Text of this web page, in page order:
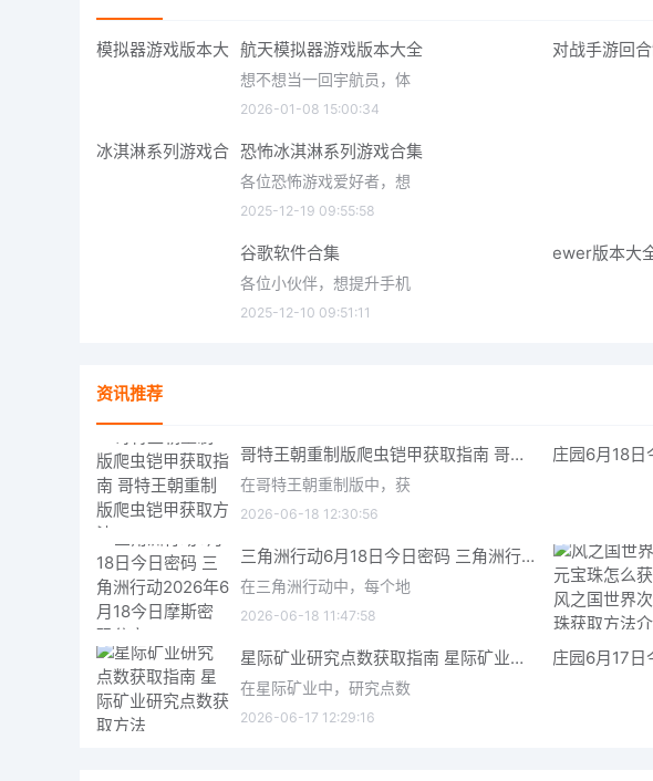
航天模拟器游戏版本大全
想不想当一回宇航员，体
2026-01-08 15:00:34
恐怖冰淇淋系列游戏合集
各位恐怖游戏爱好者，想
2025-12-19 09:55:58
谷歌软件合集
各位小伙伴，想提升手机
2025-12-10 09:51:11
资讯推荐
哥特王朝重制版爬虫铠甲获取指南 哥特王朝重制版爬虫铠甲获取方法
在哥特王朝重制版中，获
2026-06-18 12:30:56
三角洲行动6月18日今日密码 三角洲行动2026年6月18今日摩斯密码分享
在三角洲行动中，每个地
2026-06-18 11:47:58
星际矿业研究点数获取指南 星际矿业研究点数获取方法
在星际矿业中，研究点数
2026-06-17 12:29:16